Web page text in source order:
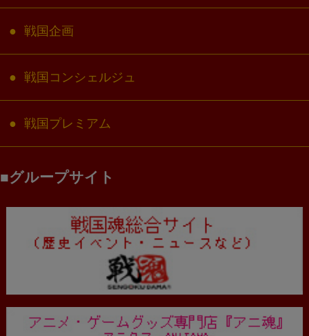
戦国企画
戦国コンシェルジュ
戦国プレミアム
グループサイト